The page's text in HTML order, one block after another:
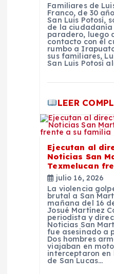
Familiares de
Franco, de 30
San Luis Potosí,
de la
paradero, luego
contacto con él
rumbo a
sus familiares,
San Luis Potosí
LEER
Ejecutan al
Noticias San
Texmelucan
julio 16, 2026
La violencia
brutal a San
mañana del 16
Josué Martínez
periodista y
Noticias San
fue asesinado a
Dos hombres
viajaban en
interceptaron
de San Lucas…